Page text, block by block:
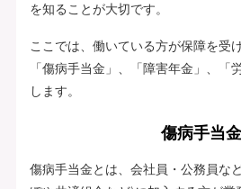
を知ることが大切です。
ここでは、働いている方が保障を受
「傷病手当金」、「障害年金」、「
します。
傷病手当金
傷病手当金とは、会社員・公務員な